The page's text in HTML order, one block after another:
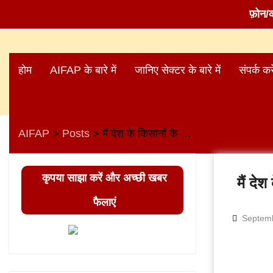
फ़ोन/
content
होम AIFAP के बारे में जानिए सेक्टर के बारे में संपर्क
AIFAP > Posts > मैं देश के किसानों के साथ हूँ – डी एल डब्ल्यू मेंस यूनियन (AIRF)
मैं देश
कृपया साझा करें और अच्छी खबर
फैलाएं